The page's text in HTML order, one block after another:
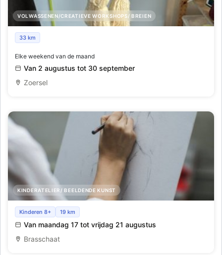
VOLWASSENEN/CREATIEVE WORKSHOPS/ BREIEN
Workshop wolspinnen voor beginners
33 km
Elke weekend van de maand
Van 2 augustus tot 30 september
Zoersel
KINDERATELIER/ BEELDENDE KUNST
Tekenkamp_Brasschaat_Zomer 8
Kinderen 8+ 19 km
Van maandag 17 tot vrijdag 21 augustus
Brasschaat